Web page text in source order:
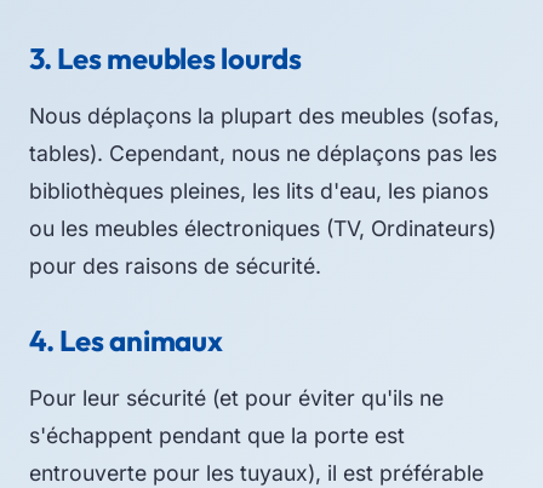
3. Les meubles lourds
Nous déplaçons la plupart des meubles (sofas,
tables). Cependant, nous ne déplaçons pas les
bibliothèques pleines, les lits d'eau, les pianos
ou les meubles électroniques (TV, Ordinateurs)
pour des raisons de sécurité.
4. Les animaux
Pour leur sécurité (et pour éviter qu'ils ne
s'échappent pendant que la porte est
entrouverte pour les tuyaux), il est préférable